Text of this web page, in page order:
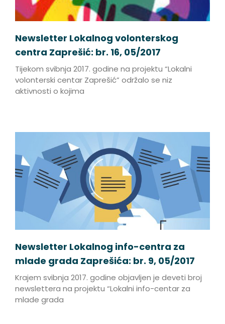
Newsletter Lokalnog volonterskog
centra Zaprešić: br. 16, 05/2017
Tijekom svibnja 2017. godine na projektu “Lokalni
volonterski centar Zaprešić” održalo se niz
aktivnosti o kojima
Newsletter Lokalnog info-centra za
mlade grada Zaprešića: br. 9, 05/2017
Krajem svibnja 2017. godine objavljen je deveti broj
newslettera na projektu “Lokalni info-centar za
mlade grada